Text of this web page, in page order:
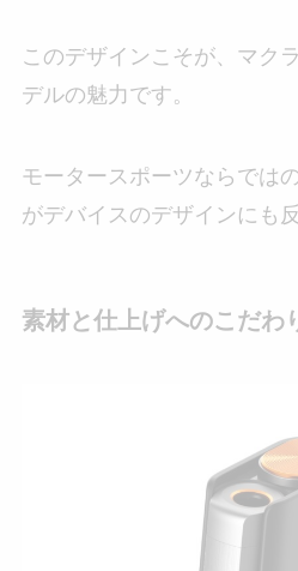
このデザインこそが、マク
デルの魅力です。
モータースポーツならでは
がデバイスのデザインにも
素材と仕上げへのこだわ